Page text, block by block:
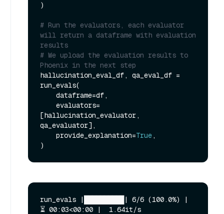
)
# Run the evaluators, each evaluator
will return a dataframe with evaluation
results
# We upload the evaluation results to
Phoenix in the next step
hallucination_eval_df, qa_eval_df =
run_evals(
[hallucination_evaluator,
qa_evaluator],
    provide_explanation=
True,
run_evals |██████████| 6/6 (100.0%) |